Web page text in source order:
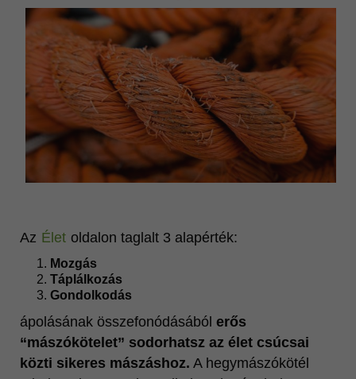
Az Élet oldalon taglalt 3 alapérték:
Mozgás
Táplálkozás
Gondolkodás
ápolásának összefonódásából erős
“mászókötelet” sodorhatsz az élet csúcsai
közti sikeres mászáshoz. A hegymászókötél